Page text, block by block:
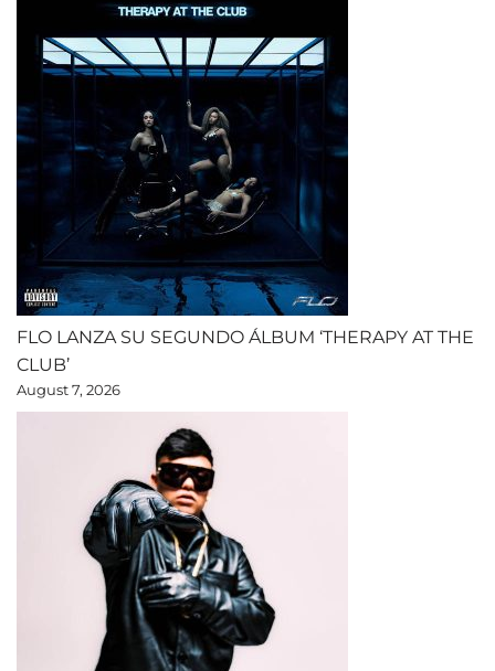
FLO LANZA SU SEGUNDO ÁLBUM ‘THERAPY AT THE
CLUB’
August 7, 2026